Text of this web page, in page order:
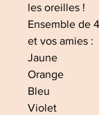
les oreilles !
Ensemble de
et vos amies :
Jaune
Orange
Bleu
Violet